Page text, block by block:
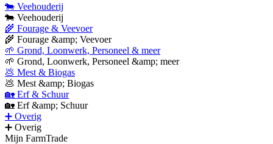
🐄 Veehouderij
🐄 Veehouderij
🌾 Fourage & Veevoer
🌾 Fourage &amp; Veevoer
🌱 Grond, Loonwerk, Personeel & meer
🌱 Grond, Loonwerk, Personeel &amp; meer
💩 Mest & Biogas
💩 Mest &amp; Biogas
🏡 Erf & Schuur
🏡 Erf &amp; Schuur
➕ Overig
➕ Overig
Mijn FarmTrade